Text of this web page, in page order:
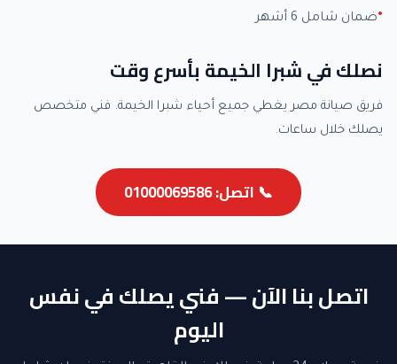
ضمان شامل 6 أشهر
نصلك في شبرا الخيمة بأسرع وقت
فريق صيانة مصر يغطي جميع أحياء شبرا الخيمة. فني متخصص
يصلك خلال ساعات.
📞 اتصل: 01000069586
اتصل بنا الآن — فني يصلك في نفس
اليوم